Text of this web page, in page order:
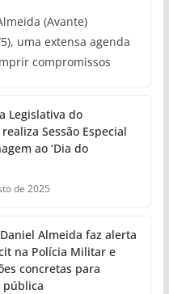
(Avante)
uma extensa agenda
compromissos
Legislativa do
Sessão Especial
ao ‘Dia do
de 2025
Almeida faz alerta
na Polícia Militar e
concretas para
pública